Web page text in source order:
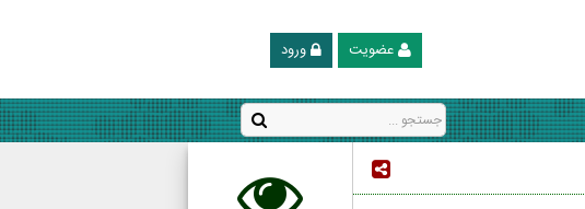
ورود عضویت